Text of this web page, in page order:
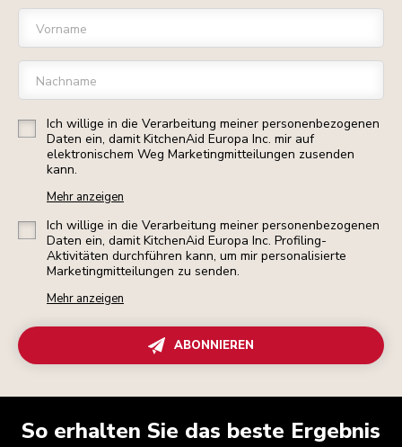
Vorname
Nachname
Ich willige in die Verarbeitung meiner personenbezogenen
Daten ein, damit KitchenAid Europa Inc. mir auf
elektronischem Weg Marketingmitteilungen zusenden
kann.
Mehr anzeigen
Ich willige in die Verarbeitung meiner personenbezogenen
Daten ein, damit KitchenAid Europa Inc. Profiling-
Aktivitäten durchführen kann, um mir personalisierte
Marketingmitteilungen zu senden.
Mehr anzeigen
ABONNIEREN
So erhalten Sie das beste Ergebnis